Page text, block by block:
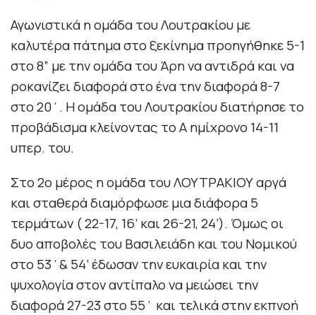
Αγωνιστικά η ομάδα του Λουτρακίου με
καλυτέρα πάτημα στο ξεκίνημα προηγήθηκε 5-1
στο 8” με την ομάδα του Άρη να αντιδρά και να
ροκανίζει διαφορά στο ένα την διαφορά 8-7
στο 20΄. Η ομάδα του Λουτρακίου διατήρησε το
προβάδισμα κλείνοντας το Α ημίχρονο 14-11
υπερ. του.
Στο 2ο μέρος η ομάδα του ΛΟΥΤΡΑΚΙΟΥ αργά
και σταθερά διαμόρφωσε μια διάφορα 5
τερμάτων ( 22-17, 16’ και 26-21, 24’). Όμως οι
δυο αποβολές του Βασιλειάδη και του Νομικού
στο 53΄& 54’ έδωσαν την ευκαιρία και την
ψυχολογία στον αντίπαλο να μειώσει την
διαφορά 27-23 στο 55΄ και τελικά στην εκπνοή